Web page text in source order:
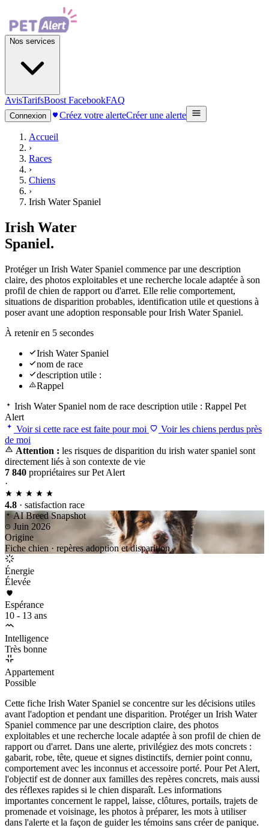
Nos services
AvisTarifsBoost FacebookFAQ
Connexion Créez votre alerteCréer une alerte
Accueil
›
Races
›
Chiens
›
Irish Water Spaniel
Irish Water
Spaniel.
Protéger un Irish Water Spaniel commence par une description
claire, des photos exploitables et une recherche locale adaptée à son
profil de chien de rapport ou d'arret. Elle relie comportement,
situations de disparition probables, identification utile et questions à
poser avant une adoption responsable pour Irish Water Spaniel.
À retenir en 5 secondes
Irish Water Spaniel
nom de race
description utile :
Rappel
Irish Water Spaniel nom de race description utile : Rappel Pet
Alert
Voir si cette race est faite pour moi
Voir les chiens perdus près
de moi
Attention : les risques de disparition du irish water spaniel sont
directement liés à son contexte de vie
7 840 propriétaires sur Pet Alert
·
4.8 · satisfaction race
AI Breed Snapshot
Juin 2026
Origine
Fiche chien · repères adoption et disparition
Énergie
Élevée
Espérance
10 - 13 ans
Intelligence
Très bonne
Appartement
Possible
Cette fiche Irish Water Spaniel se concentre sur les décisions utiles
avant l'adoption et pendant une disparition. Protéger un Irish Water
Spaniel commence par une description claire, des photos
exploitables et une recherche locale adaptée à son profil de chien de
rapport ou d'arret. Dans une alerte, privilégiez des mots concrets :
gabarit, robe, tête, queue et signes distinctifs, dernier point connu,
comportement avec les inconnus et accessoire porté. Pour Pet Alert,
l'objectif est de donner aux familles des repères concrets, mais aussi
des réflexes rapides si le chien disparaît. Les informations
importantes concernent le rappel, laisse, clôtures, portails, trajets de
promenade et voisinage, les photos à préparer, les mots à utiliser
dans l'alerte et la façon de guider les témoins sans créer de panique.